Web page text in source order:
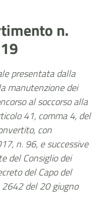
n.
presentata dalla
manutenzione dei
al soccorso alla
41, comma 4, del
con
n. 96, e successive
del Consiglio dei
del Capo del
del 20 giugno